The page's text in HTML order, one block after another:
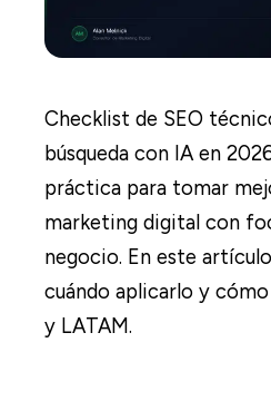
Checklist de SEO
búsqueda con IA en
práctica para tomar
marketing digital con
negocio. En este
cuándo aplicarlo y
y LATAM.